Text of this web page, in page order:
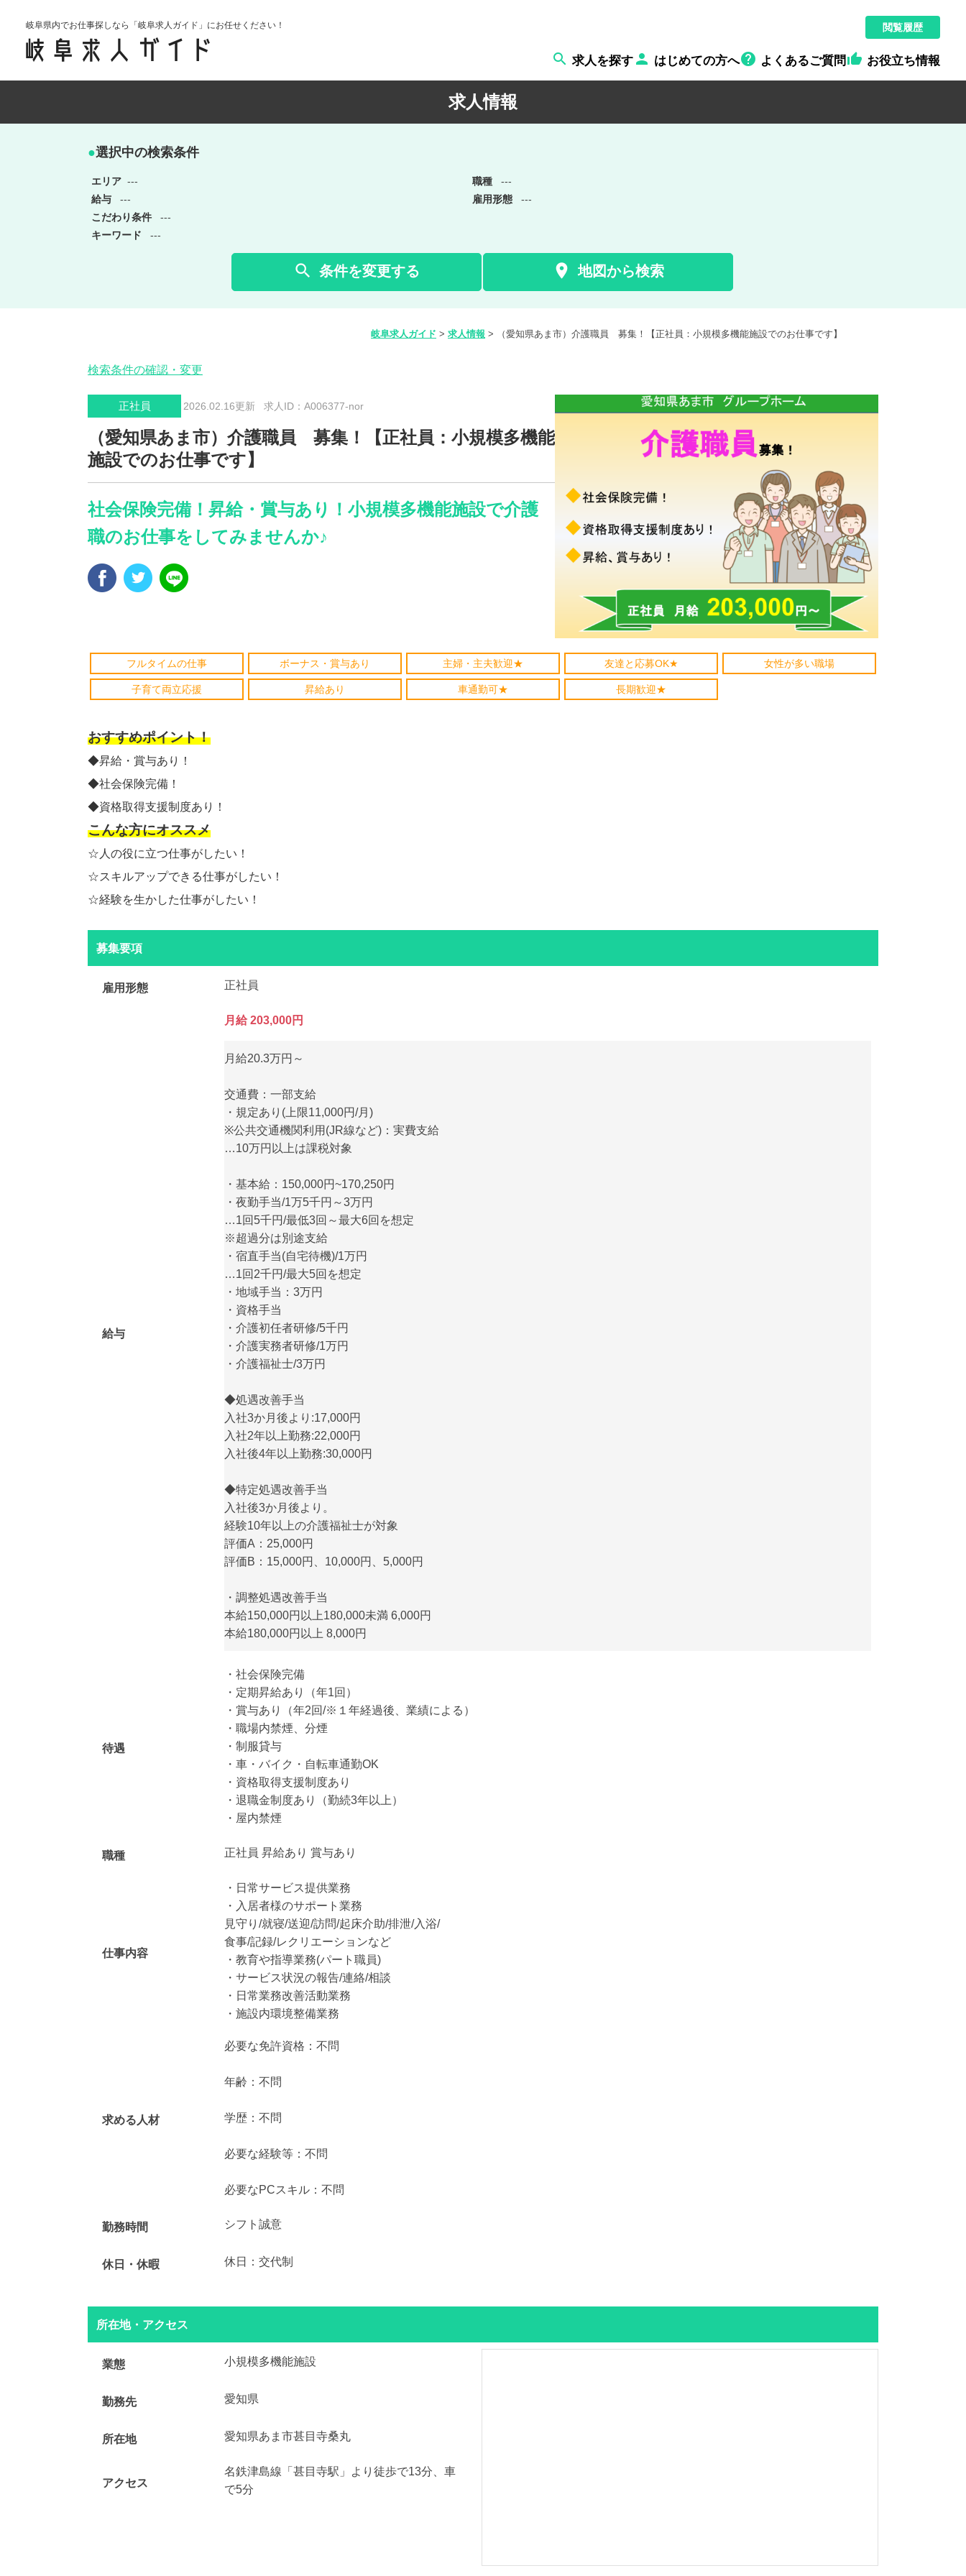
岐阜県内でお仕事探しなら「岐阜求人ガイド」にお任せください！ 閲覧履歴
 求人を探す  はじめての方へ よくあるご質問  お役立ち情報
求人情報
●選択中の検索条件
エリア --- 職種
---
給与
--- 雇用形態
---
こだわり条件
---
キーワード
---
 条件を変更する  地図から検索
岐阜求人ガイド > 求人情報 > （愛知県あま市）介護職員 募集！【正社員：小規模多機能施設でのお仕事です】
検索条件の確認・変更
正社員 2026.02.16更新 求人ID：A006377-nor
（愛知県あま市）介護職員 募集！【正社員：小規模多機能
施設でのお仕事です】
社会保険完備！昇給・賞与あり！小規模多機能施設で介護
職のお仕事をしてみませんか♪
フルタイムの仕事 ボーナス・賞与あり 主婦・主夫歓迎★ 友達と応募OK★ 女性が多い職場
子育て両立応援 昇給あり 車通勤可★ 長期歓迎★
おすすめポイント！
◆昇給・賞与あり！
◆社会保険完備！
◆資格取得支援制度あり！
こんな方にオススメ
☆人の役に立つ仕事がしたい！
☆スキルアップできる仕事がしたい！
☆経験を生かした仕事がしたい！
募集要項
雇用形態 正社員
給与
月給 203,000円
月給20.3万円～
交通費：一部支給
・規定あり(上限11,000円/月)
※公共交通機関利用(JR線など)：実費支給
…10万円以上は課税対象
・基本給：150,000円~170,250円
・夜勤手当/1万5千円～3万円
…1回5千円/最低3回～最大6回を想定
※超過分は別途支給
・宿直手当(自宅待機)/1万円
…1回2千円/最大5回を想定
・地域手当：3万円
・資格手当
・介護初任者研修/5千円
・介護実務者研修/1万円
・介護福祉士/3万円
◆処遇改善手当
入社3か月後より:17,000円
入社2年以上勤務:22,000円
入社後4年以上勤務:30,000円
◆特定処遇改善手当
入社後3か月後より。
経験10年以上の介護福祉士が対象
評価A：25,000円
評価B：15,000円、10,000円、5,000円
・調整処遇改善手当
本給150,000円以上180,000未満 6,000円
本給180,000円以上 8,000円
待遇
・社会保険完備
・定期昇給あり（年1回）
・賞与あり（年2回/※１年経過後、業績による）
・職場内禁煙、分煙
・制服貸与
・車・バイク・自転車通勤OK
・資格取得支援制度あり
・退職金制度あり（勤続3年以上）
・屋内禁煙
職種 正社員 昇給あり 賞与あり
仕事内容
・日常サービス提供業務
・入居者様のサポート業務
見守り/就寝/送迎/訪問/起床介助/排泄/入浴/
食事/記録/レクリエーションなど
・教育や指導業務(パート職員)
・サービス状況の報告/連絡/相談
・日常業務改善活動業務
・施設内環境整備業務
求める人材
必要な免許資格：不問
年齢：不問
学歴：不問
必要な経験等：不問
必要なPCスキル：不問
勤務時間 シフト誠意
休日・休暇 休日：交代制
所在地・アクセス
業態 小規模多機能施設
勤務先 愛知県
所在地 愛知県あま市甚目寺桑丸
アクセス
名鉄津島線「甚目寺駅」より徒歩で13分、車
で5分